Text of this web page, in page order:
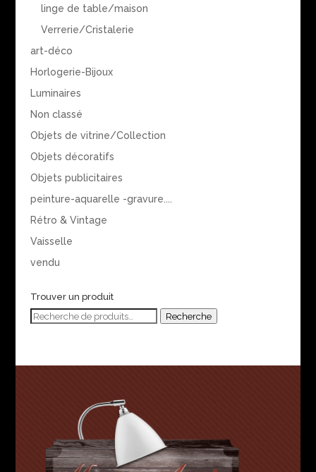
linge de table/maison
Verrerie/Cristalerie
art-déco
Horlogerie-Bijoux
Luminaires
Non classé
Objets de vitrine/Collection
Objets décoratifs
Objets publicitaires
peinture-aquarelle -gravure....
Rétro & Vintage
Vaisselle
vendu
Trouver un produit
Recherche
Recherche